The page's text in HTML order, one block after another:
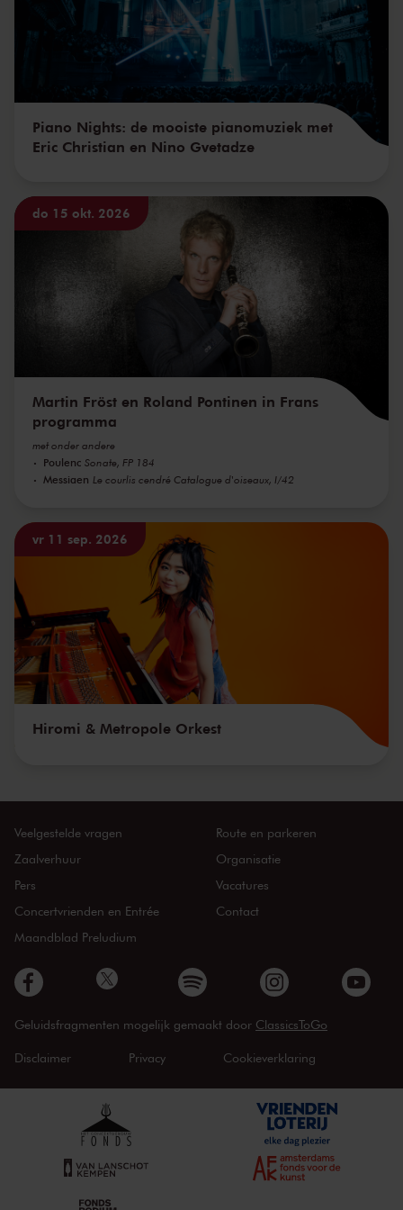
Piano Nights: de mooiste pianomuziek met
Eric Christian en Nino Gvetadze
do 15 okt. 2026
Martin Fröst en Roland Pontinen in Frans
programma
met onder andere
Poulenc Sonate, FP 184
Messiaen Le courlis cendré Catalogue d'oiseaux, I/42
vr 11 sep. 2026
Hiromi & Metropole Orkest
Veelgestelde vragen
Zaalverhuur
Pers
Concertvrienden en Entrée
Maandblad Preludium
Route en parkeren
Organisatie
Vacatures
Contact
Geluidsfragmenten mogelijk gemaakt door ClassicsToGo
Disclaimer Privacy Cookieverklaring